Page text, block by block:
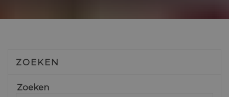
ZOEKEN
Zoeken